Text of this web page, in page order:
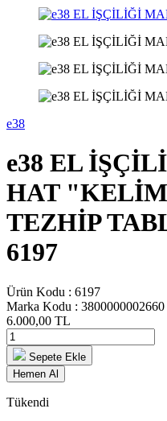
e38
e38 EL
HAT
TEZHİP
6197
Ürün Kodu : 6197
Marka Kodu : 3800000002660
6.000,00 TL
Sepete Ekle
Hemen Al
Tükendi